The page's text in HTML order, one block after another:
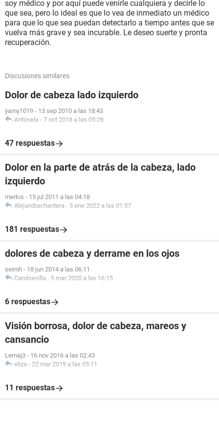
soy médico y por aquí puede venirle cualquiera y decirle lo
que sea, pero lo ideal es que lo vea de inmediato un médico
para que lo que sea puedan detectarlo a tiempo antes que se
vuelva más grave y sea incurable. Le deseo suerte y pronta
recuperación.
Discusiones similares
Dolor de cabeza lado izquierdo
yamy1019 - 13 sep 2010 a las 18:43
Antonela - 7 oct 2018 a las 05:28
47 respuestas
Dolor en la parte de atrás de la cabeza, lado
izquierdo
merkis - 15 jul 2011 a las 04:18
Alejandrachantera - 3 ene 2022 a las 01:57
181 respuestas
dolores de cabeza y derrame en los ojos
seimh - 18 jun 2014 a las 06:11
Carolsevilla - 5 mar 2020 a las 16:15
6 respuestas
Visión borrosa, dolor de cabeza, mareos y
cansancio
Lemaj3 - 16 nov 2016 a las 02:43
eliza - 22 mar 2019 a las 05:11
11 respuestas